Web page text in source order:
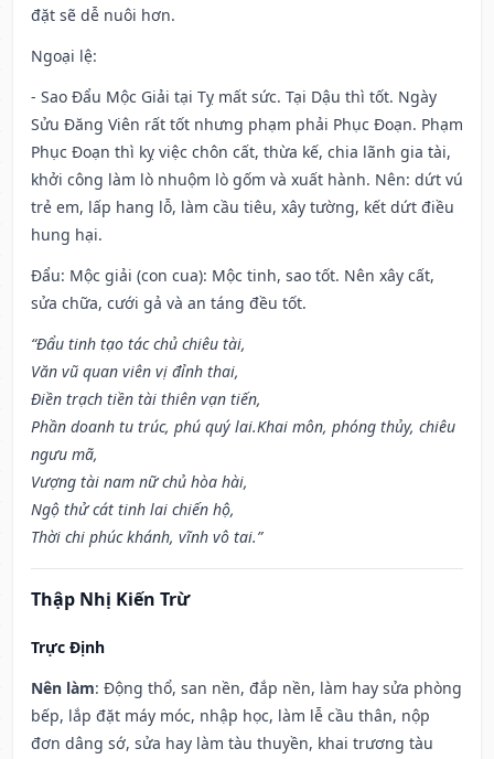
đặt sẽ dễ nuôi hơn.
Ngoại lệ:
- Sao Đẩu Mộc Giải tại Tỵ mất sức. Tại Dậu thì tốt. Ngày
Sửu Đăng Viên rất tốt nhưng phạm phải Phục Đoạn. Phạm
Phục Đoạn thì kỵ việc chôn cất, thừa kế, chia lãnh gia tài,
khởi công làm lò nhuộm lò gốm và xuất hành. Nên: dứt vú
trẻ em, lấp hang lỗ, làm cầu tiêu, xây tường, kết dứt điều
hung hại.
Đẩu: Mộc giải (con cua): Mộc tinh, sao tốt. Nên xây cất,
sửa chữa, cưới gả và an táng đều tốt.
“Đẩu tinh tạo tác chủ chiêu tài,
Văn vũ quan viên vị đỉnh thai,
Điền trạch tiền tài thiên vạn tiến,
Phần doanh tu trúc, phú quý lai.Khai môn, phóng thủy, chiêu
ngưu mã,
Vượng tài nam nữ chủ hòa hài,
Ngộ thử cát tinh lai chiến hộ,
Thời chi phúc khánh, vĩnh vô tai.”
Thập Nhị Kiến Trừ
Trực Định
Nên làm: Động thổ, san nền, đắp nền, làm hay sửa phòng
bếp, lắp đặt máy móc, nhập học, làm lễ cầu thân, nộp
đơn dâng sớ, sửa hay làm tàu thuyền, khai trương tàu